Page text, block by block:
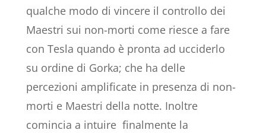
qualche modo di vincere il controllo dei
Maestri sui non-morti come riesce a fare
con Tesla quando è pronta ad ucciderlo
su ordine di Gorka; che ha delle
percezioni amplificate in presenza di non-
morti e Maestri della notte. Inoltre
comincia a intuire finalmente la